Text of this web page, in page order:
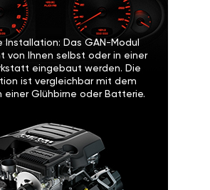
Installation: Das GAN-Modul
von Ihnen selbst oder in einer
eingebaut werden. Die
ist vergleichbar mit dem
einer Glühbirne oder Batterie.